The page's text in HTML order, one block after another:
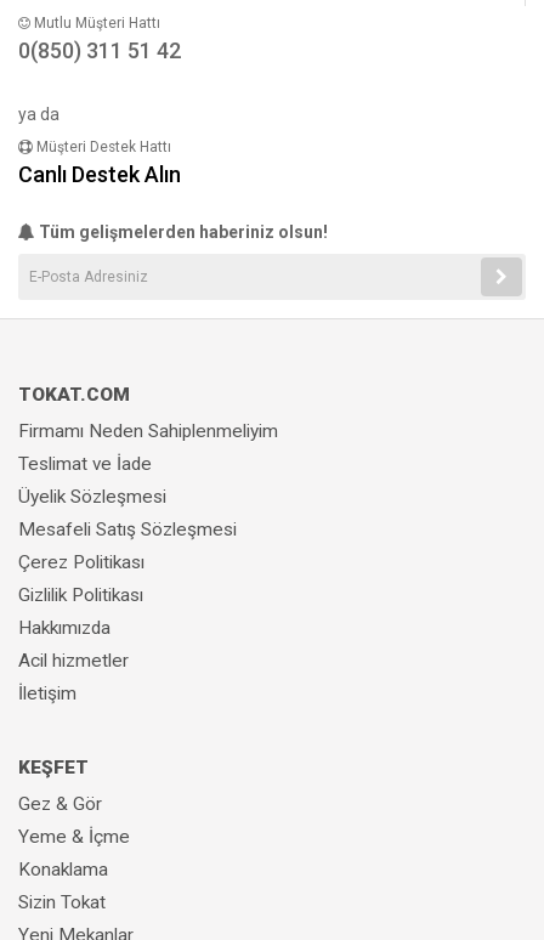
Mutlu Müşteri Hattı
0(850) 311 51 42
ya da
Müşteri Destek Hattı
Canlı Destek Alın
Tüm gelişmelerden haberiniz olsun!
TOKAT.COM
Firmamı Neden Sahiplenmeliyim
Teslimat ve İade
Üyelik Sözleşmesi
Mesafeli Satış Sözleşmesi
Çerez Politikası
Gizlilik Politikası
Hakkımızda
Acil hizmetler
İletişim
KEŞFET
Gez & Gör
Yeme & İçme
Konaklama
Sizin Tokat
Yeni Mekanlar